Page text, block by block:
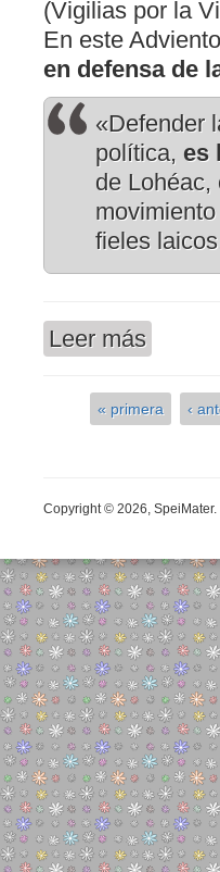
(Vigilias por la
En este
en defensa de
«Defender
política, es
de Lohéac,
fieles
Leer más
Páginas
« primera ‹
Copyright © 2026, SpeiMater.